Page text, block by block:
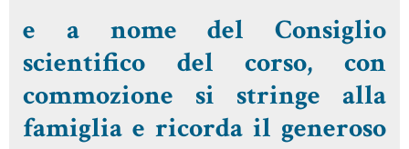
e a nome del Consiglio
scientifico del corso, con
commozione si stringe alla
famiglia e ricorda il generoso